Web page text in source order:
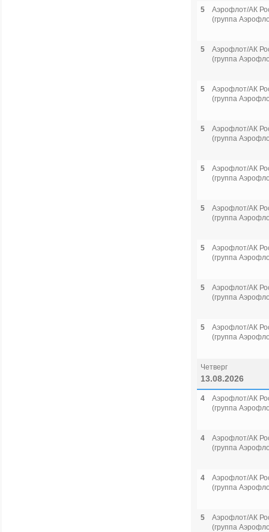
5
Аэрофлот/АК
(группа
5
Аэрофлот/АК
(группа
5
Аэрофлот/АК
(группа
5
Аэрофлот/АК
(группа
5
Аэрофлот/АК
(группа
5
Аэрофлот/АК
(группа
5
Аэрофлот/АК
(группа
5
Аэрофлот/АК
(группа
5
Аэрофлот/АК
(группа
Четверг
13.08.2026
4
Аэрофлот/АК
(группа
4
Аэрофлот/АК
(группа
4
Аэрофлот/АК
(группа
5
Аэрофлот/АК
(группа